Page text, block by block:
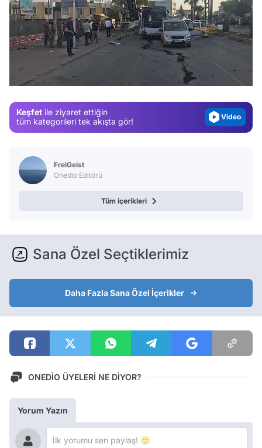
Keşfet ile ziyaret ettiğin
tüm kategorileri tek akışta gör!
Video
Gündem
Video
FreiGeist
Onedio Editörü
Tüm içerikleri
Sana Özel Seçtiklerimiz
Daha Fazla Sana Özel İçerikler
ONEDİO ÜYELERİ NE DİYOR?
Yorum Yazın